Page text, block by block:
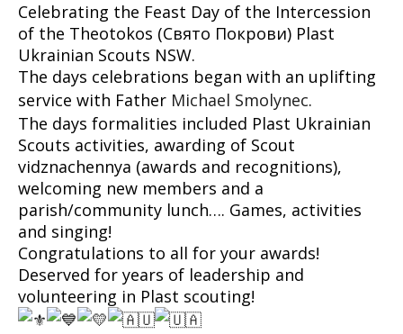
Celebrating the Feast Day of the Intercession
of the Theotokos (Свято Покрови) Plast
Ukrainian Scouts NSW.
The days celebrations began with an uplifting
service with Father Michael Smolynec.
The days formalities included Plast Ukrainian
Scouts activities, awarding of Scout
vidznachennya (awards and recognitions),
welcoming new members and a
parish/community lunch…. Games, activities
and singing!
Congratulations to all for your awards!
Deserved for years of leadership and
volunteering in Plast scouting!